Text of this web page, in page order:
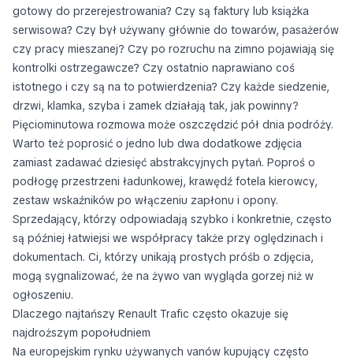
gotowy do przerejestrowania? Czy są faktury lub książka
serwisowa? Czy był używany głównie do towarów, pasażerów
czy pracy mieszanej? Czy po rozruchu na zimno pojawiają się
kontrolki ostrzegawcze? Czy ostatnio naprawiano coś
istotnego i czy są na to potwierdzenia? Czy każde siedzenie,
drzwi, klamka, szyba i zamek działają tak, jak powinny?
Pięciominutowa rozmowa może oszczędzić pół dnia podróży.
Warto też poprosić o jedno lub dwa dodatkowe zdjęcia
zamiast zadawać dziesięć abstrakcyjnych pytań. Poproś o
podłogę przestrzeni ładunkowej, krawędź fotela kierowcy,
zestaw wskaźników po włączeniu zapłonu i opony.
Sprzedający, którzy odpowiadają szybko i konkretnie, często
są później łatwiejsi we współpracy także przy oględzinach i
dokumentach. Ci, którzy unikają prostych próśb o zdjęcia,
mogą sygnalizować, że na żywo van wygląda gorzej niż w
ogłoszeniu.
Dlaczego najtańszy Renault Trafic często okazuje się
najdroższym popołudniem
Na europejskim rynku używanych vanów kupujący często